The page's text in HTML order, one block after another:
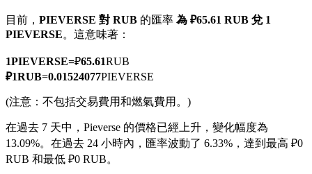
TradFi
美股、外匯、貴金屬及大宗商品衍生性商品
目前， PIEVERSE 對 RUB 的匯率 為 ₽65.61 RUB 兌 1
PIEVERSE。這意味著：
1PIEVERSE=₽65.61RUB
₽1RUB=0.01524077PIEVERSE
(注意：不包括交易費用和燃氣費用。)
在過去 7 天中，Pieverse 的價格已經上升，變化幅度為
13.09%。 在過去 24 小時內，匯率波動了 6.33%，達到最高 ₽0
RUB 和最低 ₽0 RUB。